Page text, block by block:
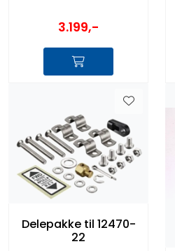
3.199,-
Delepakke til 12470-
22